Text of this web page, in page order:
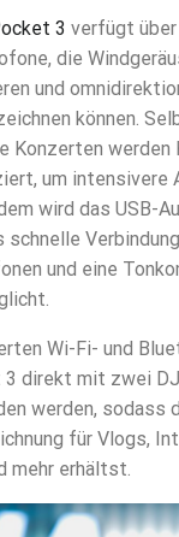
3 verfügt
die
und
können.
Konzerten werden
um intensivere
wird das USB-
und eine
Wi-Fi- und
3 direkt mit zwei
werden, sodass
für Vlogs,
mehr erhältst.